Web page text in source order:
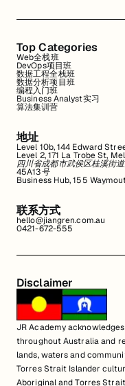
Top Categories
Web全栈班
DevOps项目班
数据工程全栈班
数据分析项目班
编程入门班
Business Analyst实习
算法集训营
地址
Level 10b, 144 Edward
Level 2, 171 La Trobe St,
四川省成都市武侯区桂溪街
45A13号
Business Hub, 155
联系方式
hello@jiangren.com.au
0421-672-555
Disclaimer
JR Academy
throughout Australia and
lands, waters and
Torres Strait Islander
Aboriginal and Torres